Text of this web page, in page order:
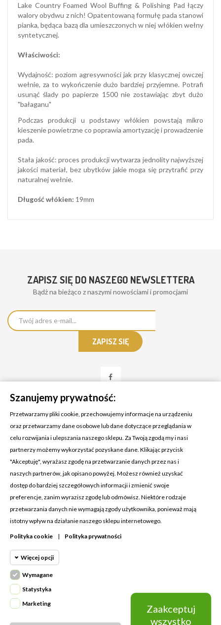
Lake Country Foamed Wool Buffing & Polishing Pad łączy
walory obydwu z nich! Opatentowaną formułę pada stanowi
pianka, będąca bazą dla umieszczonych w niej włókien wełny
syntetycznej.
Właściwości:
Wydajność: poziom agresywności jak przy klasycznej owczej
wełnie, za to wykończenie dużo bardziej przyjemne. Potrafi
usunąć ślady po papierze 1500 nie zostawiając zbyt dużo
"bałaganu"
Podczas produkcji u podstawy włókien powstają mikro
kieszenie powietrzne co poprawia amortyzację i prowadzenie
pada.
Stała jakość: proces produkcji wytwarza jednolity najwyższej
jakości materiał, bez ubytków jakie moga się przytrafić przy
naturalnej wełnie.
Długość włókien: 19mm
ZAPISZ SIĘ DO NASZEGO NEWSLETTERA
Bądż na bieżąco z naszymi nowościami i promocjami
KONTAKT Z NAMI
Adres:
Cosmetic4car
Budzisz 73A
39-200 Dębica
Dominik:
Klaudia: +48 730634730
MOJE KONTO
PRODUKTY
NASZA FIRMA
Szanujemy prywatność:
Przetwarzamy pliki cookie, przechowujemy informacje na urządzeniu
oraz przetwarzamy dane osobowe lub dane dotyczące przeglądania w
celu rozwijania i ulepszania naszego sklepu. Za Twoją zgodą my i nasi
partnerzy możemy wykorzystać pozyskane dane. Klikając przycisk
"Akceptuję", wyrażasz zgodę na przetwarzanie danych przez nas i
naszych partnerów, jak opisano powyżej. Możesz również uzyskać
dostęp do bardziej szczegółowych informacji i zmienić swoje
preferencje, zanim wyrazisz zgodę lub odmówisz. Niektóre rodzaje
przetwarzania danych nie wymagają zgody użytkownika, ponieważ mają
istotny wpływ na działanie naszego sklepu internetowego.
Polityka cookie | Polityka prywatności
Więcej opcji
Wymagane
Wymagane pliki cookie oraz cookie
HttpOnly. Pliki cookie wymagane do
przeglądania witryny i korzystania z jej
Cookie
Wymagane
Statystyka
Marketing
Zaakceptuj
wszystko